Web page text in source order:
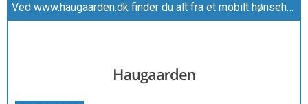
Ved www.haugaarden.dk finder du alt fra et mobilt hønsehus til et flytbart hønsehus